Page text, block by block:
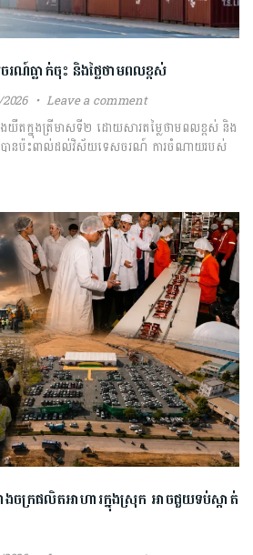
រណ៍​ធ្លាក់ចុះ​ និង​ថ្លៃ​ថាមពល​ខ្ពស់​
Leave a comment
យឺត​ក្នុង​ត្រីមាស​ទី​២​ ​ដោយសារ​តម្លៃ​ថាមពល​ខ្ពស់​ និង​
ា ​បាន​ប៉ះពាល់​ដល់​វិស័យ​ទេសចរណ៍​ ​ការ​ចំណាយ​របស់​
ងចក្រ​ផលិត​អាហារ​ក្នុង​ស្រុក​ ​អាច​ជួយ​​ទប់ស្កាត់​